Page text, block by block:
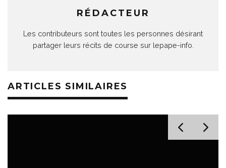
RÉDACTEUR
Les contributeurs sont toutes les personnes désirant
partager leurs récits de course sur lepape-info.
ARTICLES SIMILAIRES